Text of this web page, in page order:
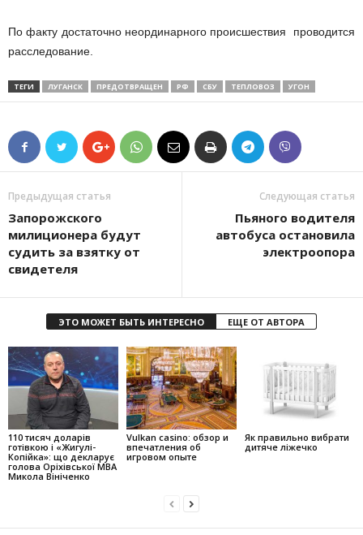
По факту достаточно неординарного происшествия проводится
расследование.
ТЕГИ ЛУГАНСК ПРЕДОТВРАЩЕН РФ СБУ ТЕПЛОВОЗ УГОН
Предыдущая статья
Запорожского
милиционера будут
судить за взятку от
свидетеля
Следующая статья
Пьяного водителя
автобуса остановила
электроопора
ЭТО МОЖЕТ БЫТЬ ИНТЕРЕСНО ЕЩЕ ОТ АВТОРА
110 тисяч доларів
готівкою і «Жигулі-
Копійка»: що декларує
голова Оріхівської МВА
Микола Вініченко
Vulkan casino: обзор и
впечатления об
игровом опыте
Як правильно вибрати
дитяче ліжечко